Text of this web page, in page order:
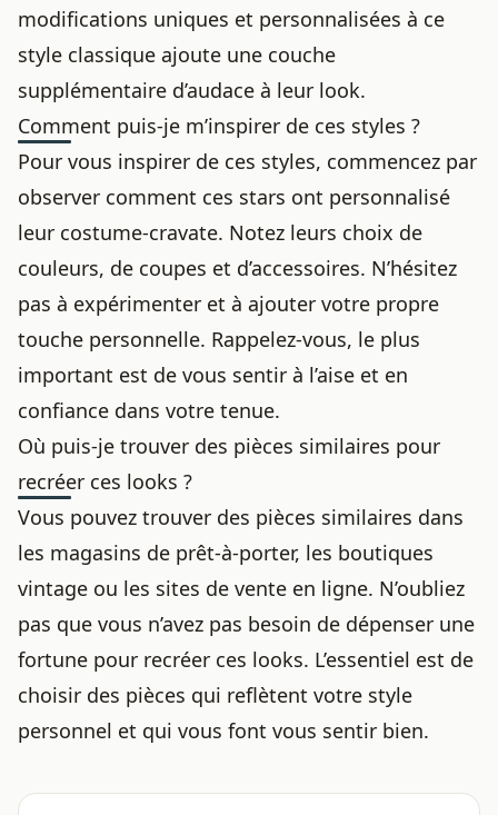
modifications uniques et personnalisées à ce
style classique ajoute une couche
supplémentaire d’audace à leur look.
Comment puis-je m’inspirer de ces styles ?
Pour vous inspirer de ces styles, commencez par
observer comment ces stars ont personnalisé
leur costume-cravate. Notez leurs choix de
couleurs, de coupes et d’accessoires. N’hésitez
pas à expérimenter et à ajouter votre propre
touche personnelle. Rappelez-vous, le plus
important est de vous sentir à l’aise et en
confiance dans votre tenue.
Où puis-je trouver des pièces similaires pour
recréer ces looks ?
Vous pouvez trouver des pièces similaires dans
les magasins de prêt-à-porter, les boutiques
vintage ou les sites de vente en ligne. N’oubliez
pas que vous n’avez pas besoin de dépenser une
fortune pour recréer ces looks. L’essentiel est de
choisir des pièces qui reflètent votre style
personnel et qui vous font vous sentir bien.